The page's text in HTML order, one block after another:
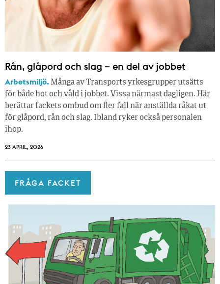
Rån, glåpord och slag – en del av jobbet
Arbetsmiljö. Många av Transports yrkesgrupper utsätts
för både hot och våld i jobbet. Vissa närmast dagligen. Här
berättar fackets ombud om fler fall när anställda råkat ut
för glåpord, rån och slag. Ibland ryker också personalen
ihop.
23 APRIL, 2026
FRÅGA FACKET